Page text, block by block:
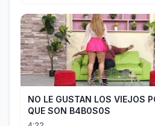
NO LE GUSTAN LOS VIEJOS POR
QUE SON B4B0S0S